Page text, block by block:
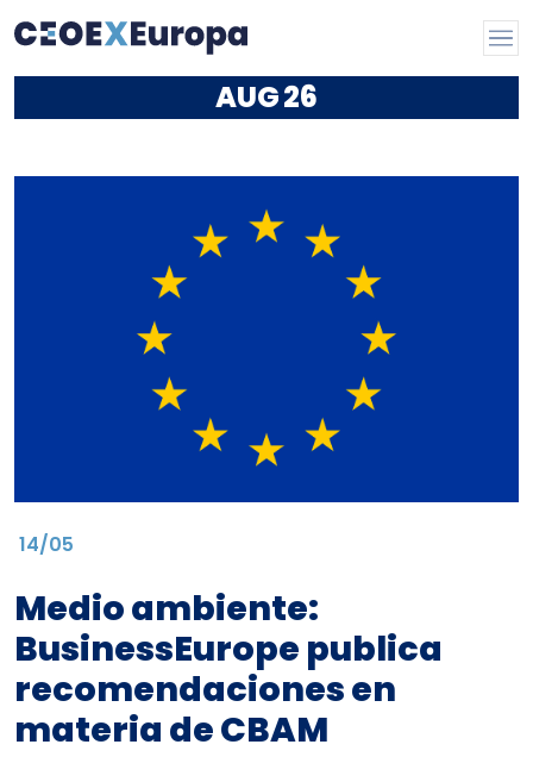
AUG26
14/05
Medio ambiente:
BusinessEurope publica
recomendaciones en
materia de CBAM